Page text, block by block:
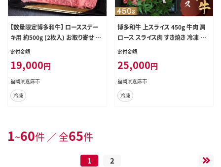
【数量限定博多和牛】 ロースステー
キ用 約500g (2枚入) お取り寄せ グ
ルメ 福岡 お土産 九州 九州産 福岡
寄付金額
19,000円
福岡県嘉麻市
冷凍
博多和牛 上スライス 450g 牛肉 肩
ロース スライス肉 すき焼き 冷凍 嘉
麻市
寄付金額
25,000円
福岡県嘉麻市
冷凍
1~60件 ／ 全65件
1 2